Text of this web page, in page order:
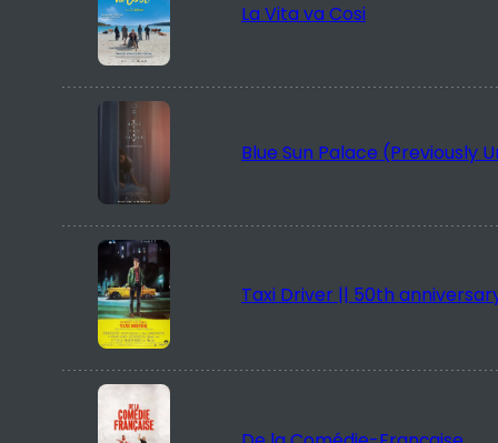
La Vita va Cosi
Blue Sun Palace (Previously
Taxi Driver || 50th